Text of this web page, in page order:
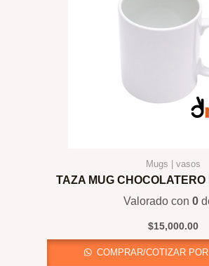
Mugs | vasos
TAZA MUG
Valorado con0
$15,000.00
COMPRAR/COTIZAR